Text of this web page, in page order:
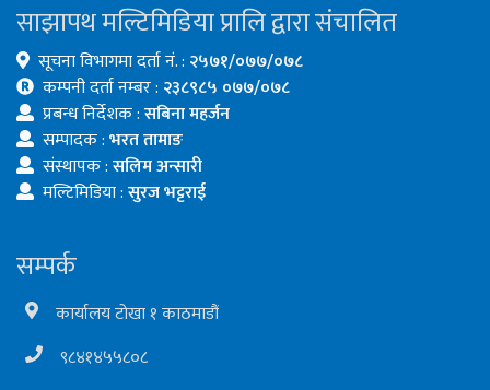
साझापथ मल्टिमिडिया प्रालि द्वारा संचालित
सूचना विभागमा दर्ता नं. : २५७१/०७७/०७८
कम्पनी दर्ता नम्बर : २३८९८५ ०७७/०७८
प्रबन्ध निर्देशक :सबिना महर्जन
सम्पादक :भरत तामाङ
संस्थापक :सलिम अन्सारी
मल्टिमिडिया :सुरज भट्टराई
सम्पर्क
कार्यालय टोखा १ काठमाडौं
९८४१४५५८०८